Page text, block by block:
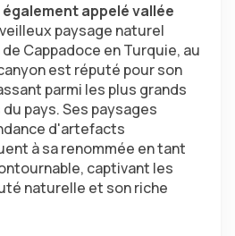
appelé vallée
paysage naturel
Cappadoce en Turquie, au
est réputé pour son
parmi les plus grands
pays. Ses paysages
d'artefacts
à sa renommée en tant
captivant les
naturelle et son riche